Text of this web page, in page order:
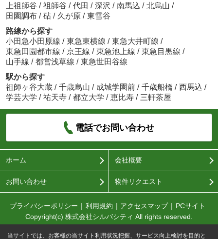
上祖師谷 / 祖師谷 / 代田 / 深沢 / 南馬込 / 北烏山 /
田園調布 / 砧 / 久が原 / 東雪谷
路線から探す
小田急小田原線 / 東急東横線 / 東急大井町線 /
東急田園都市線 / 京王線 / 東急池上線 / 東急目黒線 /
山手線 / 都営浅草線 / 東急世田谷線
駅から探す
祖師ヶ谷大蔵 / 千歳烏山 / 成城学園前 / 千歳船橋 / 西馬込 /
学芸大学 / 祐天寺 / 都立大学 / 恵比寿 / 三軒茶屋
電話でお問い合わせ
ホーム 会社概要
お問い合わせ 物件リクエスト
プライバシーポリシー 利用規約 アクセスマップ
PCサイト
Copyright(c) 株式会社シルバシティ All rights reserved.
当サイトでは、お客様の当サイト利用状況把握、サービス向上検討を目的と